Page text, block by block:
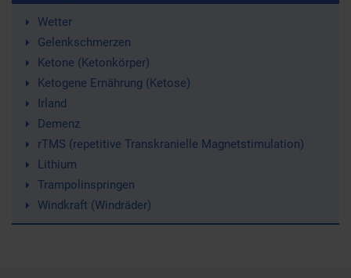
Wetter
Gelenkschmerzen
Ketone (Ketonkörper)
Ketogene Ernährung (Ketose)
Irland
Demenz
rTMS (repetitive Transkranielle Magnetstimulation)
Lithium
Trampolinspringen
Windkraft (Windräder)